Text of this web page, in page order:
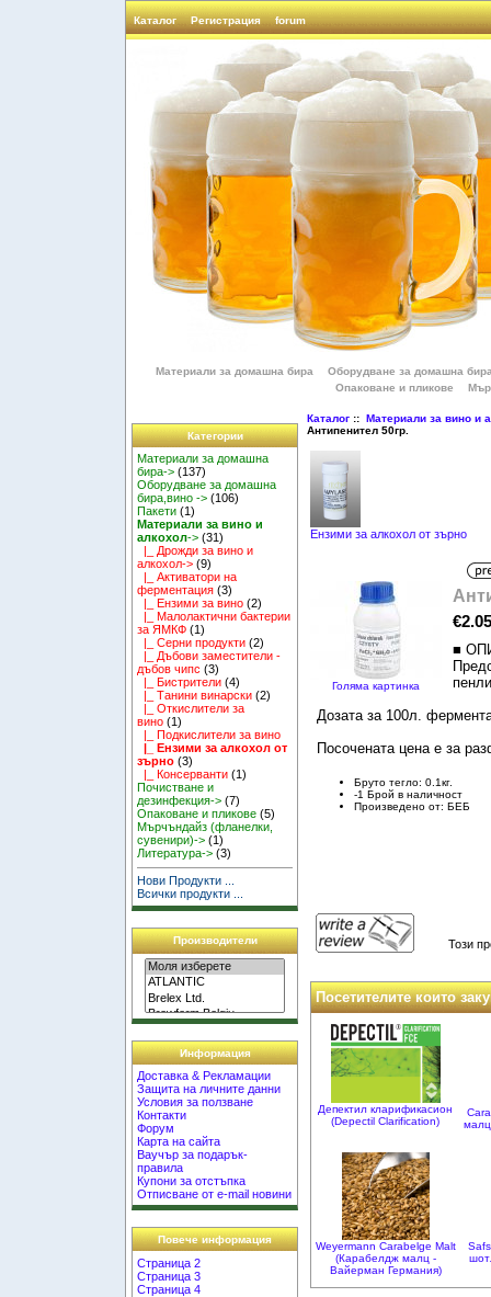
Каталог Регистрация forum
Материали за домашна бира
Оборудване за домашна
Опаковане и пликове
Категории
Материали за домашна
бира-> (137)
Оборудване за домашна
бира,вино -> (106)
Пакети (1)
Материали за вино и
алкохол-> (31)
|_ Дрожди за вино и
алкохол-> (9)
|_ Активатори на
ферментация (3)
|_ Ензими за вино (2)
|_ Малолактични бактерии
за ЯМКФ (1)
|_ Серни продукти (2)
|_ Дъбови заместители -
дъбов чипс (3)
|_ Бистрители (4)
|_ Танини винарски (2)
|_ Откислители за
вино (1)
|_ Подкислители за вино
|_ Ензими за алкохол от
зърно (3)
|_ Консерванти (1)
Почистване и
дезинфекция-> (7)
Опаковане и пликове (5)
Мърчъндайз (фланелки,
сувенири)-> (1)
Литература-> (3)
Нови Продукти ...
Всички продукти ...
Производители
Информация
Доставка & Рекламации
Защита на личните данни
Условия за ползване
Контакти
Форум
Карта на сайта
Ваучър за подарък-
правила
Купони за отстъпка
Отписване от e-mail новини
Повече информация
Страница 2
Страница 3
Страница 4
Каталог:: Материали за вино и
Антипенител 50гр.
Ензими за алкохол от зърно
Голяма картинка
€2.05
■
Дозата за 100л.
Посочената цена е за
Бруто тегло: 0.1кг.
-1 Брой в наличност
Произведено от: БЕБ
Този
Посетителите които
Депектил кларификасион
(Depectil Clarification)
Weyermann Carabelge Malt
(Карабелдж малц -
Вайерман Германия)